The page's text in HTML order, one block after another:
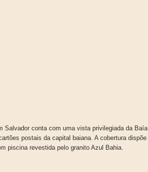
Salvador conta com uma vista privilegiada da Baía
postais da capital baiana. A cobertura dispõe
piscina revestida pelo granito Azul Bahia.